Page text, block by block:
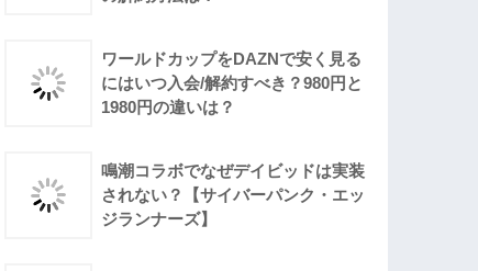
ワールドカップをDAZNで安く見る
にはいつ入会/解約すべき？980円と
1980円の違いは？
鳴潮コラボでなぜデイビッドは実装
されない？【サイバーパンク・エッ
ジランナーズ】